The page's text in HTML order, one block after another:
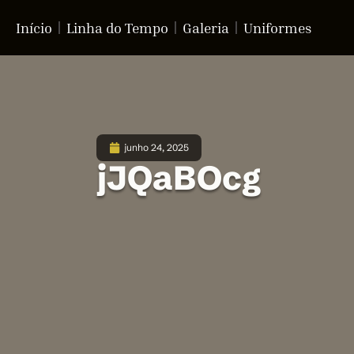
Início Linha do Tempo Galeria Uniformes
junho 24, 2025
jJQaBOcg